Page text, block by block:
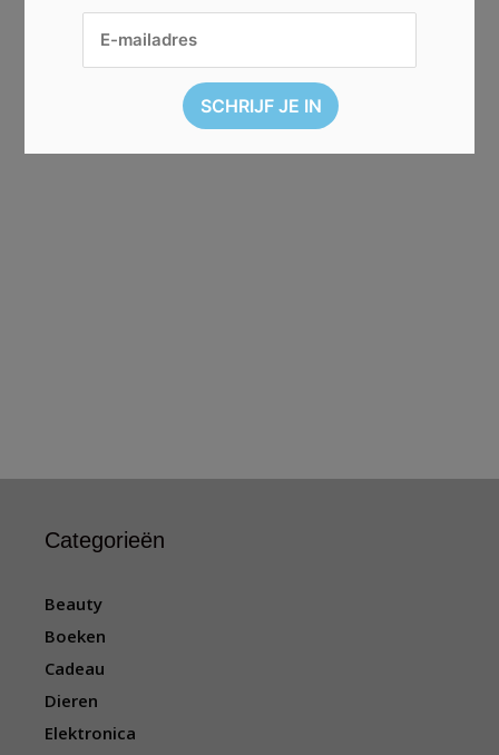
Categorieën
Beauty
Boeken
Cadeau
Dieren
Elektronica